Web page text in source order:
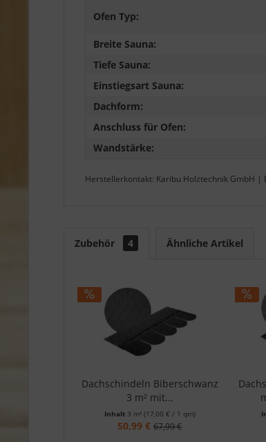
Ofen Typ:
Breite Sauna:
Tiefe Sauna:
Einstiegsart Sauna:
Dachform:
Anschluss für Ofen:
Wandstärke:
Herstellerkontakt: Karibu Holztechnik GmbH
Zubehör 4 Ähnliche Artikel
Dachschindeln Biberschwanz
3 m² mit...
Inhalt 3 m² (17,00 € / 1 qm)
50,99 € 67,99 €